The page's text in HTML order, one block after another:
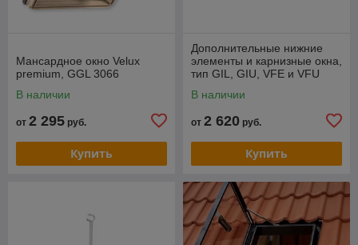
Мансардное окно Velux
premium, GGL 3066
В наличии
от 2 295 руб.
Купить
Дополнительные нижние
элементы и карнизные окна,
тип GIL, GIU, VFE и VFU
В наличии
от 2 620 руб.
Купить